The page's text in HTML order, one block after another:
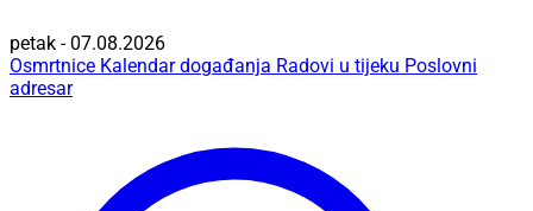
petak - 07.08.2026
Osmrtnice Kalendar događanja Radovi u tijeku Poslovni
adresar